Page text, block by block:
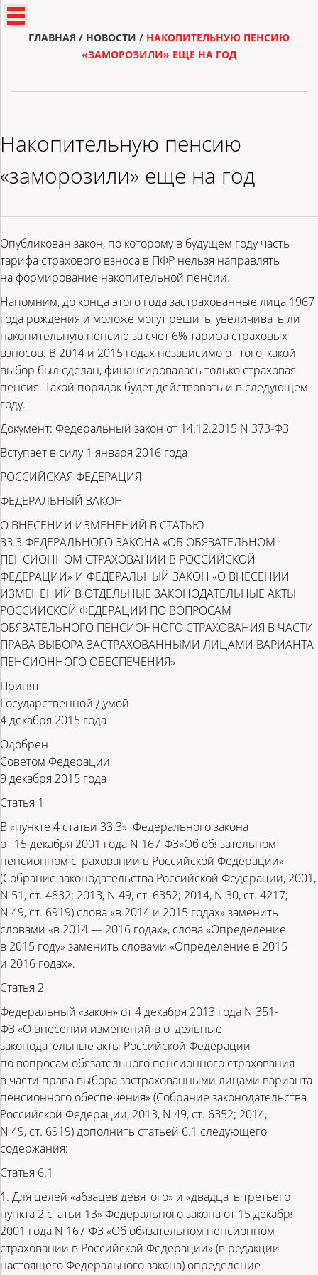
ГЛАВНАЯ / НОВОСТИ / НАКОПИТЕЛЬНУЮ ПЕНСИЮ
«ЗАМОРОЗИЛИ» ЕЩЕ НА ГОД
Накопительную пенсию
«заморозили» еще на год
Опубликован закон, по которому в будущем году часть
тарифа страхового взноса в ПФР нельзя направлять
на формирование накопительной пенсии.
Напомним, до конца этого года застрахованные лица 1967
года рождения и моложе могут решить, увеличивать ли
накопительную пенсию за счет 6% тарифа страховых
взносов. В 2014 и 2015 годах независимо от того, какой
выбор был сделан, финансировалась только страховая
пенсия. Такой порядок будет действовать и в следующем
году.
Документ: Федеральный закон от 14.12.2015 N 373-ФЗ
Вступает в силу 1 января 2016 года
РОССИЙСКАЯ ФЕДЕРАЦИЯ
ФЕДЕРАЛЬНЫЙ ЗАКОН
О ВНЕСЕНИИ ИЗМЕНЕНИЙ В СТАТЬЮ
33.3 ФЕДЕРАЛЬНОГО ЗАКОНА «ОБ ОБЯЗАТЕЛЬНОМ
ПЕНСИОННОМ СТРАХОВАНИИ В РОССИЙСКОЙ
ФЕДЕРАЦИИ» И ФЕДЕРАЛЬНЫЙ ЗАКОН «О ВНЕСЕНИИ
ИЗМЕНЕНИЙ В ОТДЕЛЬНЫЕ ЗАКОНОДАТЕЛЬНЫЕ АКТЫ
РОССИЙСКОЙ ФЕДЕРАЦИИ ПО ВОПРОСАМ
ОБЯЗАТЕЛЬНОГО ПЕНСИОННОГО СТРАХОВАНИЯ В ЧАСТИ
ПРАВА ВЫБОРА ЗАСТРАХОВАННЫМИ ЛИЦАМИ ВАРИАНТА
ПЕНСИОННОГО ОБЕСПЕЧЕНИЯ»
Принят
Государственной Думой
4 декабря 2015 года
Одобрен
Советом Федерации
9 декабря 2015 года
Статья 1
В «пункте 4 статьи 33.3» Федерального закона
от 15 декабря 2001 года N 167-ФЗ«Об обязательном
пенсионном страховании в Российской Федерации»
(Собрание законодательства Российской Федерации, 2001,
N 51, ст. 4832; 2013, N 49, ст. 6352; 2014, N 30, ст. 4217;
N 49, ст. 6919) слова «в 2014 и 2015 годах» заменить
словами «в 2014 — 2016 годах», слова «Определение
в 2015 году» заменить словами «Определение в 2015
и 2016 годах».
Статья 2
Федеральный «закон» от 4 декабря 2013 года N 351-
ФЗ «О внесении изменений в отдельные
законодательные акты Российской Федерации
по вопросам обязательного пенсионного страхования
в части права выбора застрахованными лицами варианта
пенсионного обеспечения» (Собрание законодательства
Российской Федерации, 2013, N 49, ст. 6352; 2014,
N 49, ст. 6919) дополнить статьей 6.1 следующего
содержания:
Статья 6.1
1. Для целей «абзацев девятого» и «двадцать третьего
пункта 2 статьи 13» Федерального закона от 15 декабря
2001 года N 167-ФЗ «Об обязательном пенсионном
страховании в Российской Федерации» (в редакции
настоящего Федерального закона) определение